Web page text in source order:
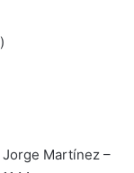
Jorge Martínez –